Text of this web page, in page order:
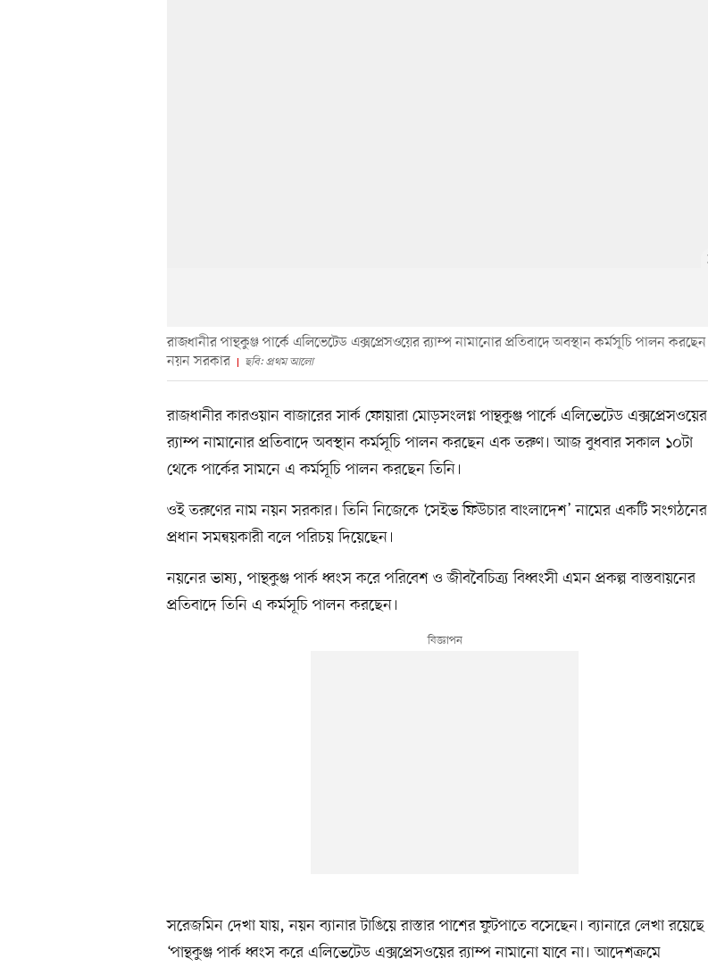
রাজধানীর পান্থকুঞ্জ পার্কে এলিভেটেড এক্সপ্রেসওয়ের র‍্যাম্প নামানোর প্রতিবাদে অবস্থান কর্মসূচি পালন করছেন
নয়ন সরকার
ছবি: প্রথম আলো
রাজধানীর কারওয়ান বাজারের সার্ক ফোয়ারা মোড়সংলগ্ন পান্থকুঞ্জ পার্কে এলিভেটেড এক্সপ্রেসওয়ের
র‍্যাম্প নামানোর প্রতিবাদে অবস্থান কর্মসূচি পালন করছেন এক তরুণ। আজ বুধবার সকাল ১০টা
থেকে পার্কের সামনে এ কর্মসূচি পালন করছেন তিনি।
ওই তরুণের নাম নয়ন সরকার। তিনি নিজেকে ‘সেইভ ফিউচার বাংলাদেশ’ নামের একটি সংগঠনের
প্রধান সমন্বয়কারী বলে পরিচয় দিয়েছেন।
নয়নের ভাষ্য, পান্থকুঞ্জ পার্ক ধ্বংস করে পরিবেশ ও জীববৈচিত্র্য বিধ্বংসী এমন প্রকল্প বাস্তবায়নের
প্রতিবাদে তিনি এ কর্মসূচি পালন করছেন।
সরেজমিন দেখা যায়, নয়ন ব্যানার টাঙিয়ে রাস্তার পাশের ফুটপাতে বসেছেন। ব্যানারে লেখা রয়েছে
‘পান্থকুঞ্জ পার্ক ধ্বংস করে এলিভেটেড এক্সপ্রেসওয়ের র‍্যাম্প নামানো যাবে না। আদেশক্রমে